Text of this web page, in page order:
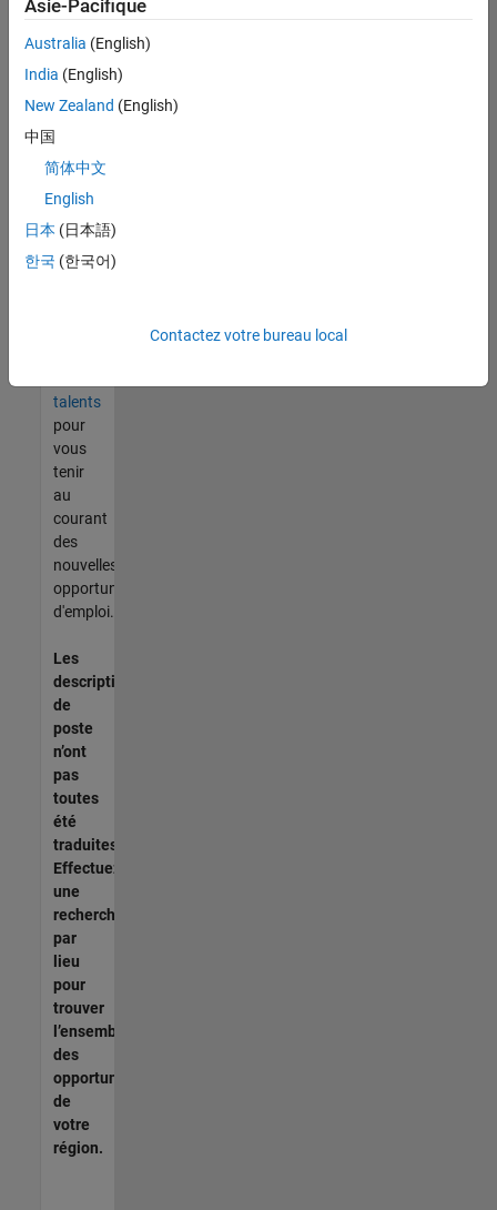
d'emploi.
malgré
tout
vous
trouvez
pas
d'offre
corresponde
à vos
talents
pour
vous
tenir
au
courant
des
nouvelles
opportunités
d'emploi.
Les
descriptions
de
poste
n’ont
pas
toutes
été
traduites.
Effectuez
une
recherche
par
lieu
pour
trouver
l’ensemble
des
opportunités
de
votre
région.
Asie-Pacifique
Australia (English)
India (English)
New Zealand (English)
中国
简体中文
English
日本 (日本語)
한국 (한국어)
Contactez votre bureau local